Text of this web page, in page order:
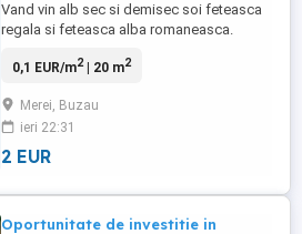
Vand vin alb sec si demisec soi feteasca
regala si feteasca alba romaneasca.
Cantitate disponibila 1500 L. Pret 10 lei kg.
demisec si sec: cantitate disponibila 500
L. Pret 10 lei kg. Vand tuica din vin: 42 de
grade. Cantitate ...
0,1 EUR/m2| 20 m2
Merei, Buzau
ieri 22:31
2 EUR
Oportunitate de investitie in